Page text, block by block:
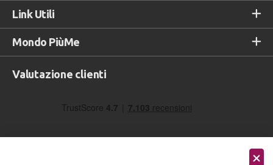
Link Utili
Mondo PiùMe
Valutazione clienti